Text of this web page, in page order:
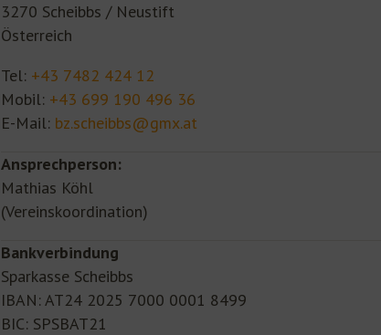
3270 Scheibbs / Neustift
Österreich
Tel: +43 7482 424 12
Mobil: +43 699 190 496 36
E-Mail: bz.scheibbs@gmx.at
Ansprechperson:
Mathias Köhl
(Vereinskoordination)
Bankverbindung
Sparkasse Scheibbs
IBAN: AT24 2025 7000 0001 8499
BIC: SPSBAT21